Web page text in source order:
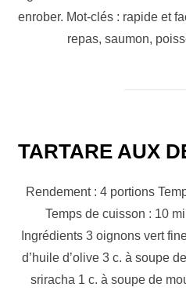
enrober. Mot-clés : rapide et
repas, saumon,
TARTARE AUX
Rendement : 4 portions
Temps de cuisson : 10
Ingrédients 3 oignons vert
d’huile d’olive 3 c. à soupe
sriracha 1 c. à soupe de